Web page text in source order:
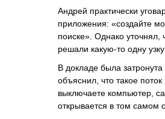
Андрей практически
приложения: «создайте
поиске». Однако уточнял,
решали какую-то одну
В докладе была
объяснил, что такое
выключаете компьютер,
открывается в том самом